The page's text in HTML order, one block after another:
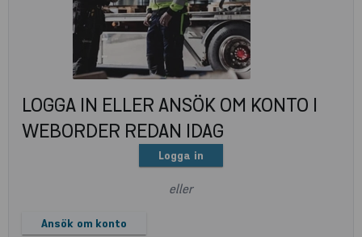
LOGGA IN ELLER ANSÖK OM KONTO I
WEBORDER REDAN IDAG
Logga in
eller
Ansök om konto